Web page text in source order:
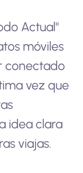
Actual"
móviles
conectado
vez que
idea clara
viajas.